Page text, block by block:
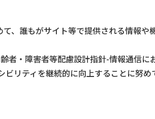
、誰もがサイト等で提供される情報
者・障害者等配慮設計指針-情報通信
リティを継続的に向上することに努め